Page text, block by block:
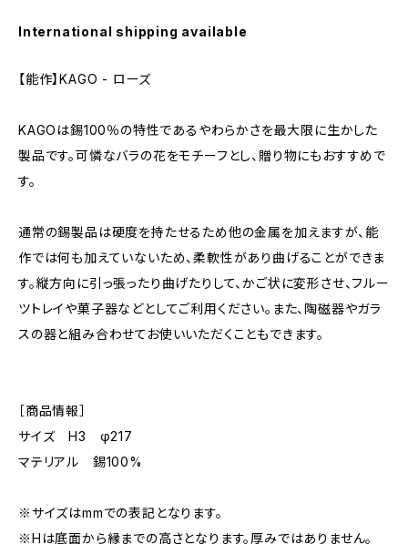
International shipping available
【能作】KAGO - ローズ
KAGOは錫100％の特性であるやわらかさを最大限に生かした
製品です。可憐なバラの花をモチーフとし、贈り物にもおすすめで
す。
通常の錫製品は硬度を持たせるため他の金属を加えますが、能
作では何も加えていないため、柔軟性があり曲げることができま
す。縦方向に引っ張ったり曲げたりして、かご状に変形させ、フルー
ツトレイや菓子器などとしてご利用ください。また、陶磁器やガラ
スの器と組み合わせてお使いいただくこともできます。
［商品情報］
サイズ H3 φ217
マテリアル 錫100%
※サイズはmmでの表記となります。
※Hは底面から縁までの高さとなります。厚みではありません。